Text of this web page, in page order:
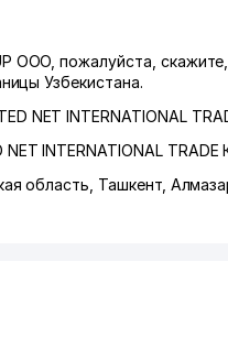
ООО, пожалуйста,
Узбекистана.
NET INTERNATIONAL
NET INTERNATIONAL
область Ташкент,